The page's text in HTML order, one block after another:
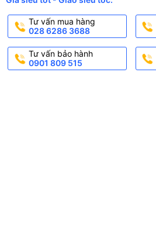
Tư vấn mua hàng
028 6286 3688
Tư vấn bảo hành
0901 809 515